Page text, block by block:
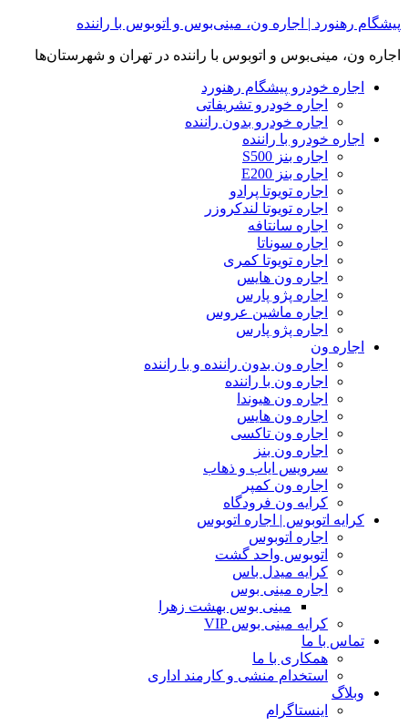
Skip
content
پیشگام رهنورد | اجاره ون، مینی‌بوس و اتوبوس با راننده
اجاره ون، مینی‌بوس و اتوبوس با راننده در تهران و شهرستان‌ها
اجاره خودرو پیشگام رهنورد
اجاره خودرو تشریفاتی
اجاره خودرو بدون راننده
اجاره خودرو با راننده
اجاره بنز S500
اجاره بنز E200
اجاره تویوتا پرادو
اجاره تویوتا لندکروزر
اجاره سانتافه
اجاره سوناتا
اجاره تویوتا کمری
اجاره ون هایس
اجاره پژو پارس
اجاره ماشین عروس
اجاره پژو پارس
اجاره ون
اجاره ون بدون راننده و با راننده
اجاره ون با راننده
اجاره ون هیوندا
اجاره ون هایس
اجاره ون تاکسی
اجاره ون بنز
سرویس ایاب و ذهاب
اجاره ون کمپر
کرایه ون فرودگاه
کرایه اتوبوس | اجاره اتوبوس
اجاره اتوبوس
اتوبوس واحد گشت
کرایه میدل باس
اجاره مینی بوس
مینی بوس بهشت زهرا
کرایه مینی بوس VIP
تماس با ما
همکاری با ما
استخدام منشی و کارمند اداری
وبلاگ
اینستاگرام